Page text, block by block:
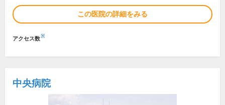
この医院の詳細をみる
アクセス数※
中央病院